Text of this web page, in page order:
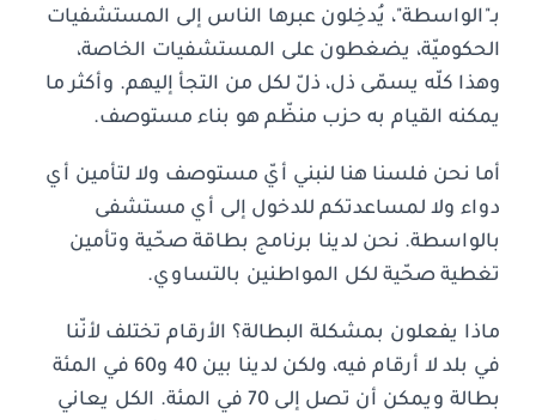
بـ"الواسطة"، يُدخِلون عبرها الناس إلى المستشفيات
الحكوميّة، يضغطون على المستشفيات الخاصة،
وهذا كلّه يسمّى ذل، ذلّ لكل من التجأ إليهم. وأكثر ما
يمكنه القيام به حزب منظّم هو بناء مستوصف.
أما نحن فلسنا هنا لنبني أيّ مستوصف ولا لتأمين أي
دواء ولا لمساعدتكم للدخول إلى أي مستشفى
بالواسطة. نحن لدينا برنامج بطاقة صحّية وتأمين
تغطية صحّية لكل المواطنين بالتساوي.
ماذا يفعلون بمشكلة البطالة؟ الأرقام تختلف لأنّنا
في بلد لا أرقام فيه، ولكن لدينا بين 40 و60 في المئة
بطالة ويمكن أن تصل إلى 70 في المئة. الكل يعاني